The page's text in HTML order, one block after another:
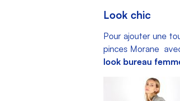
Look chic
Pour ajouter une
pinces Morane
look bureau